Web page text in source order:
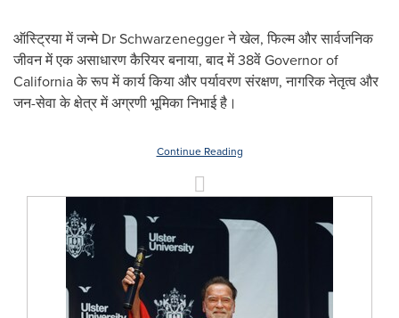
ऑस्ट्रिया में जन्मे Dr Schwarzenegger ने खेल, फिल्म और सार्वजनिक
जीवन में एक असाधारण कैरियर बनाया, बाद में 38वें Governor of
California के रूप में कार्य किया और पर्यावरण संरक्षण, नागरिक नेतृत्व और
जन-सेवा के क्षेत्र में अग्रणी भूमिका निभाई है।
Continue Reading